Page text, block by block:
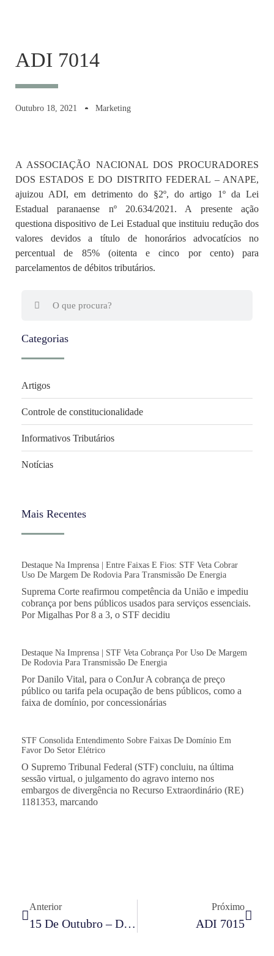
ADI 7014
Outubro 18, 2021 Marketing
A ASSOCIAÇÃO NACIONAL DOS PROCURADORES
DOS ESTADOS E DO DISTRITO FEDERAL – ANAPE,
ajuizou ADI, em detrimento do §2º, do artigo 1º da Lei
Estadual paranaense nº 20.634/2021. A presente ação
questiona dispositivo de Lei Estadual que instituiu redução dos
valores devidos a título de honorários advocatícios no
percentual de 85% (oitenta e cinco por cento) para
parcelamentos de débitos tributários.
Categorias
Artigos
Controle de constitucionalidade
Informativos Tributários
Notícias
Mais Recentes
Destaque Na Imprensa | Entre Faixas E Fios: STF Veta Cobrar
Uso De Margem De Rodovia Para Transmissão De Energia
Suprema Corte reafirmou competência da União e impediu
cobrança por bens públicos usados para serviços essenciais.
Por Migalhas Por 8 a 3, o STF decidiu
Destaque Na Imprensa | STF Veta Cobrança Por Uso De Margem
De Rodovia Para Transmissão De Energia
Por Danilo Vital, para o ConJur A cobrança de preço
público ou tarifa pela ocupação de bens públicos, como a
faixa de domínio, por concessionárias
STF Consolida Entendimento Sobre Faixas De Domínio Em
Favor Do Setor Elétrico
O Supremo Tribunal Federal (STF) concluiu, na última
sessão virtual, o julgamento do agravo interno nos
embargos de divergência no Recurso Extraordinário (RE)
1181353, marcando
Anterior
15 De Outubro – Dia Do Professor
Próximo
ADI 7015